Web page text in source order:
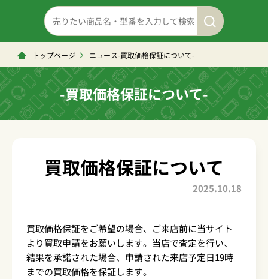
トップページ ニュース-買取価格保証について-
-買取価格保証について-
買取価格保証について
2025.10.18
買取価格保証をご希望の場合、ご来店前に当サイト
より買取申請をお願いします。当店で査定を行い、
結果を承諾された場合、申請された来店予定日19時
までの買取価格を保証します。